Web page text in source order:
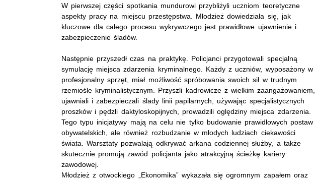
W pierwszej części spotkania mundurowi przybliżyli uczniom teoretyczne
aspekty pracy na miejscu przestępstwa. Młodzież dowiedziała się, jak
kluczowe dla całego procesu wykrywczego jest prawidłowe ujawnienie i
zabezpieczenie śladów.
Następnie przyszedł czas na praktykę. Policjanci przygotowali specjalną
symulację miejsca zdarzenia kryminalnego. Każdy z uczniów, wyposażony w
profesjonalny sprzęt, miał możliwość spróbowania swoich sił w trudnym
rzemiośle kryminalistycznym. Przyszli kadrowicze z wielkim zaangażowaniem,
ujawniali i zabezpieczali ślady linii papilarnych, używając specjalistycznych
proszków i pędzli daktyloskopijnych, prowadzili oględziny miejsca zdarzenia.
Tego typu inicjatywy mają na celu nie tylko budowanie prawidłowych postaw
obywatelskich, ale również rozbudzanie w młodych ludziach ciekawości
świata. Warsztaty pozwalają odkrywać arkana codziennej służby, a także
skutecznie promują zawód policjanta jako atrakcyjną ścieżkę kariery
zawodowej.
Młodzież z otwockiego „Ekonomika” wykazała się ogromnym zapałem oraz